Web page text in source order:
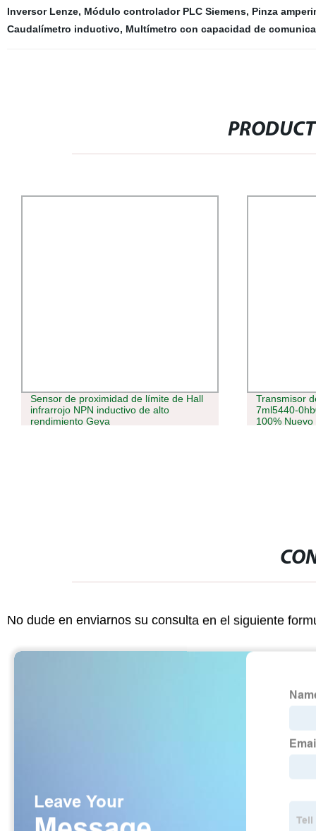
Inversor Lenze, Módulo controlador PLC Siemens, Pinza
Caudalímetro inductivo, Multímetro con capacidad de
Sensor de proximidad de límite de Hall
infrarrojo NPN inductivo de alto
rendimiento Geya
Transmisor
7ml5440-
100%
No dude en enviarnos su consulta en el siguiente